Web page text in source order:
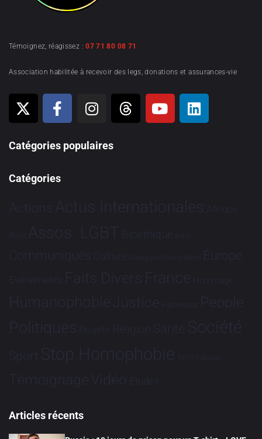
Témoignez, réagissez :07 71 80 08 71
Association habilitée à recevoir des legs, donations et assurances-vie
Catégories populaires
Catégories
Actions Actus Internationales Afrique
Asie Assos. LGBT Bioéthique Brève
Communiqués Culture Dialogues France-Brésil Europe
Evénements Faits Divers France Hommage
HumanophobieJustice Partenariat People
Politiques Projets Religion Santé Société
Sport Stop Homophobie Tech Tribune
TémoignageVidéo Études
Articles récents